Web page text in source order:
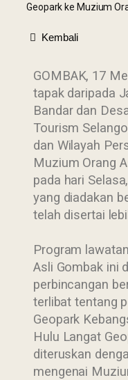
Geopark ke Muzium
Kembali
GOMBAK, 17
tapak daripada
Bandar dan
Tourism
dan Wilayah
Muzium Orang
pada hari
yang diadakan
telah disertai
Program
Asli Gombak ini
perbincangan
terlibat tentang
Geopark
Hulu Langat
diteruskan
mengenai